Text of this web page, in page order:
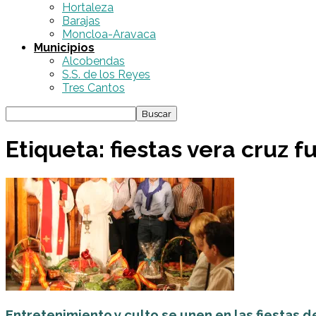
Hortaleza
Barajas
Moncloa-Aravaca
Municipios
Alcobendas
S.S. de los Reyes
Tres Cantos
Etiqueta: fiestas vera cruz